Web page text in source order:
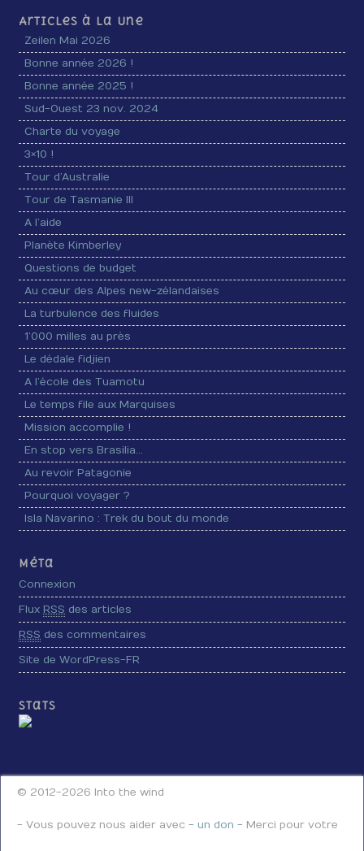
Articles à la Une
Zeilen Mai 2026
Bonne année 2026 !
Bonne année 2025 !
Sud-Ouest 23 nov. 2024
Charte du voyage
3×10 !
Tour d’Australie
Tour de Tasmanie III
A l’aide
Planète Kimberley
Questions de budget
Au cœur des Alpes new-zélandaises
La turbulence des fluides
1’000 milles au près
Le dédale fidjien
A l’école des Tuamotu
Le temps file aux Marquises
Mission accomplie !
En stop vers Brasilia…
Au revoir Patagonie
Pourquoi voyager ?
Isla Navarino : Trek du bout du monde
Méta
Connexion
Flux RSS des articles
RSS des commentaires
Site de WordPress-FR
Stats
© 2012-2026 Into the wind
- Vous pouvez nous aider avec - un don - Merci pour votre